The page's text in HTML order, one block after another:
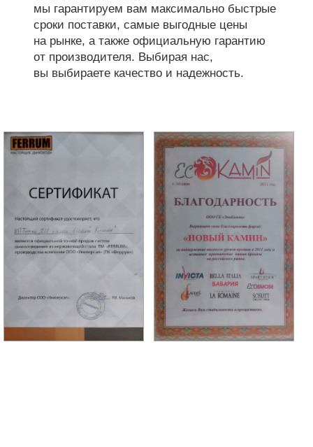
мы гарантируем вам максимально быстрые
сроки поставки, самые выгодные цены
на рынке, а также официальную гарантию
от производителя. Выбирая нас,
вы выбираете качество и надежность.